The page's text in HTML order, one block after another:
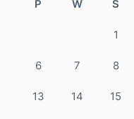
P W Ś
1
6 7 8
13 14 15